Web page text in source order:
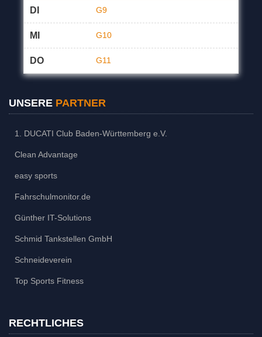
DI G9
MI G10
DO G11
UNSERE PARTNER
1. DUCATI Club Baden-Württemberg e.V.
Clean Advantage
easy sports
Fahrschulmonitor.de
Günther IT-Solutions
Schmid Tankstellen GmbH
Schneideverein
Top Sports Fitness
RECHTLICHES